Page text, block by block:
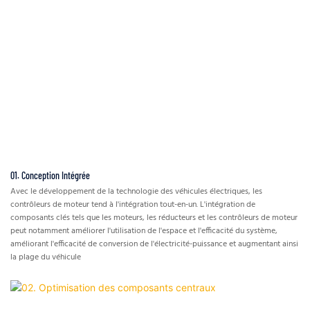
01. Conception Intégrée
Avec le développement de la technologie des véhicules électriques, les
contrôleurs de moteur tend à l'intégration tout-en-un. L'intégration de
composants clés tels que les moteurs, les réducteurs et les contrôleurs de moteur
peut notamment améliorer l'utilisation de l'espace et l'efficacité du système,
améliorant l'efficacité de conversion de l'électricité-puissance et augmentant ainsi
la plage du véhicule